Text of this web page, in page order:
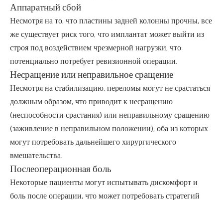
Аппаратный сбой
Несмотря на то, что пластины задней колонны прочны, все
же существует риск того, что имплантат может выйти из
строя под воздействием чрезмерной нагрузки, что
потенциально потребует ревизионной операции.
Несращение или неправильное сращение
Несмотря на стабилизацию, переломы могут не срастаться
должным образом, что приводит к несращению
(неспособности срастания) или неправильному сращению
(заживление в неправильном положении), оба из которых
могут потребовать дальнейшего хирургического
вмешательства.
Послеоперационная боль
Некоторые пациенты могут испытывать дискомфорт и
боль после операции, что может потребовать стратегий